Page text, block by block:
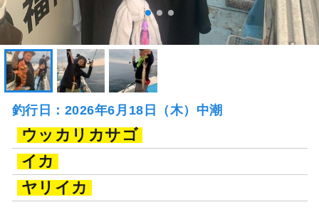
釣行日：2026年6月18日（木）中潮
ウッカリカサゴ
イカ
ヤリイカ